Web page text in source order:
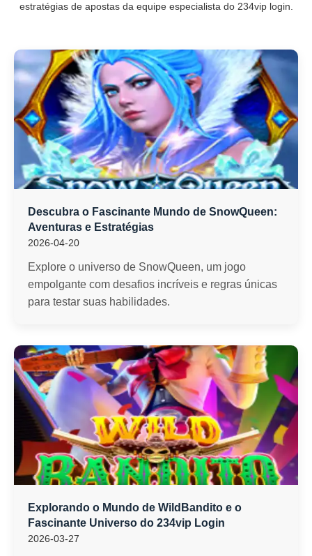
estratégias de apostas da equipe especialista do 234vip login.
Descubra o Fascinante Mundo de SnowQueen:
Aventuras e Estratégias
2026-04-20
Explore o universo de SnowQueen, um jogo
empolgante com desafios incríveis e regras únicas
para testar suas habilidades.
Explorando o Mundo de WildBandito e o
Fascinante Universo do 234vip Login
2026-03-27